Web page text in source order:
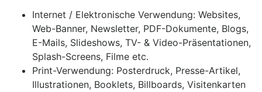
Internet / Elektronische Verwendung: Websites,
Web-Banner, Newsletter, PDF-Dokumente, Blogs,
E-Mails, Slideshows, TV- & Video-Präsentationen,
Splash-Screens, Filme etc.
Print-Verwendung: Posterdruck, Presse-Artikel,
Illustrationen, Booklets, Billboards, Visitenkarten